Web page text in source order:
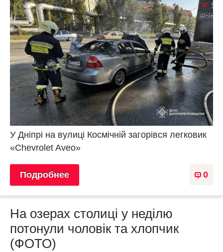
У Дніпрі на вулиці Космічній загорівся легковик
«Chevrolet Aveo»
0
Подробнее
На озерах столиці у неділю
потонули чоловік та хлопчик
(ФОТО)